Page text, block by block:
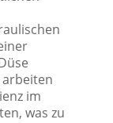
im
was zu